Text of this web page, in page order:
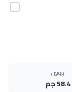
بروتين
58.4 جم